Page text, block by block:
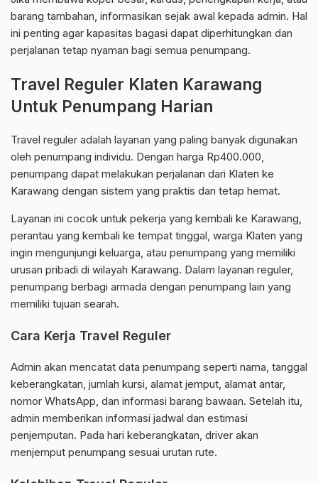
barang tambahan, informasikan sejak awal kepada admin. Hal
ini penting agar kapasitas bagasi dapat diperhitungkan dan
perjalanan tetap nyaman bagi semua penumpang.
Travel Reguler Klaten Karawang
Untuk Penumpang Harian
Travel reguler adalah layanan yang paling banyak digunakan
oleh penumpang individu. Dengan harga Rp400.000,
penumpang dapat melakukan perjalanan dari Klaten ke
Karawang dengan sistem yang praktis dan tetap hemat.
Layanan ini cocok untuk pekerja yang kembali ke Karawang,
perantau yang kembali ke tempat tinggal, warga Klaten yang
ingin mengunjungi keluarga, atau penumpang yang memiliki
urusan pribadi di wilayah Karawang. Dalam layanan reguler,
penumpang berbagi armada dengan penumpang lain yang
memiliki tujuan searah.
Cara Kerja Travel Reguler
Admin akan mencatat data penumpang seperti nama, tanggal
keberangkatan, jumlah kursi, alamat jemput, alamat antar,
nomor WhatsApp, dan informasi barang bawaan. Setelah itu,
admin memberikan informasi jadwal dan estimasi
penjemputan. Pada hari keberangkatan, driver akan
menjemput penumpang sesuai urutan rute.